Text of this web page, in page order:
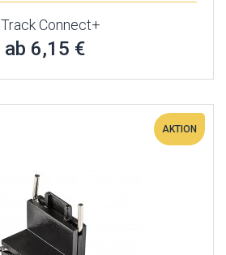
Connect+
ab 6,15 €
AKTION